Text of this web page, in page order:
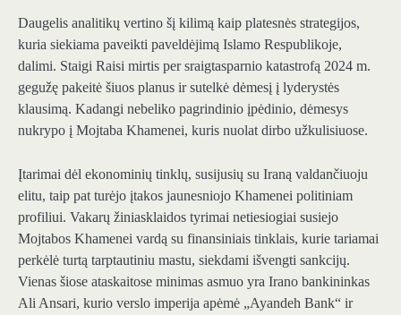
Daugelis analitikų vertino šį kilimą kaip platesnės strategijos,
kuria siekiama paveikti paveldėjimą Islamo Respublikoje,
dalimi. Staigi Raisi mirtis per sraigtasparnio katastrofą 2024 m.
gegužę pakeitė šiuos planus ir sutelkė dėmesį į lyderystės
klausimą. Kadangi nebeliko pagrindinio įpėdinio, dėmesys
nukrypo į Mojtaba Khamenei, kuris nuolat dirbo užkulisiuose.
Įtarimai dėl ekonominių tinklų, susijusių su Iraną valdančiuoju
elitu, taip pat turėjo įtakos jaunesniojo Khamenei politiniam
profiliui. Vakarų žiniasklaidos tyrimai netiesiogiai susiejo
Mojtabos Khamenei vardą su finansiniais tinklais, kurie tariamai
perkėlė turtą tarptautiniu mastu, siekdami išvengti sankcijų.
Vienas šiose ataskaitose minimas asmuo yra Irano bankininkas
Ali Ansari, kurio verslo imperija apėmė „Ayandeh Bank“ ir